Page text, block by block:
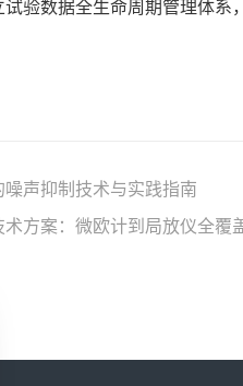
验数据全生命周期管理体
声抑制技术与实践指南
方案：微欧计到局放仪全覆